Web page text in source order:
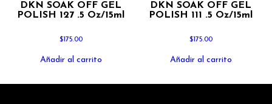
DKN SOAK OFF GEL
POLISH 127 .5 Oz/15ml
$175.00
Añadir al carrito
DKN SOAK OFF GEL
POLISH 111 .5 Oz/15ml
$175.00
Añadir al carrito